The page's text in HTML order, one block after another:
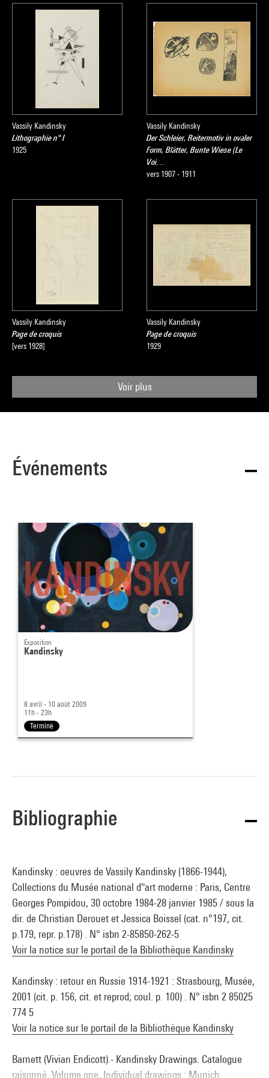
Vassily Kandinsky
Lithographie n° I
1925
Vassily Kandinsky
Der Schleier, Reitermotiv in ovaler
Form, Blätter, Bunte Wiese (Le
Voi…
vers 1907 - 1911
Vassily Kandinsky
Page de croquis
[vers 1928]
Vassily Kandinsky
Page de croquis
1929
Voir plus
Événements
Exposition
Kandinsky
8 avril - 10 août 2009
11h - 23h
Terminé
Bibliographie
Kandinsky : oeuvres de Vassily Kandinsky (1866-1944),
Collections du Musée national d''art moderne : Paris, Centre
Georges Pompidou, 30 octobre 1984-28 janvier 1985 / sous la
dir. de Christian Derouet et Jessica Boissel (cat. n°197, cit.
p.179, repr. p.178) . N° isbn 2-85850-262-5
Voir la notice sur le portail de la Bibliothèque Kandinsky
Kandinsky : retour en Russie 1914-1921 : Strasbourg, Musée,
2001 (cit. p. 156, cit. et reprod; coul. p. 100) . N° isbn 2 85025
774 5
Voir la notice sur le portail de la Bibliothèque Kandinsky
Barnett (Vivian Endicott).- Kandinsky Drawings. Catalogue
raisonné, Volume one, Individual drawings : Munich,